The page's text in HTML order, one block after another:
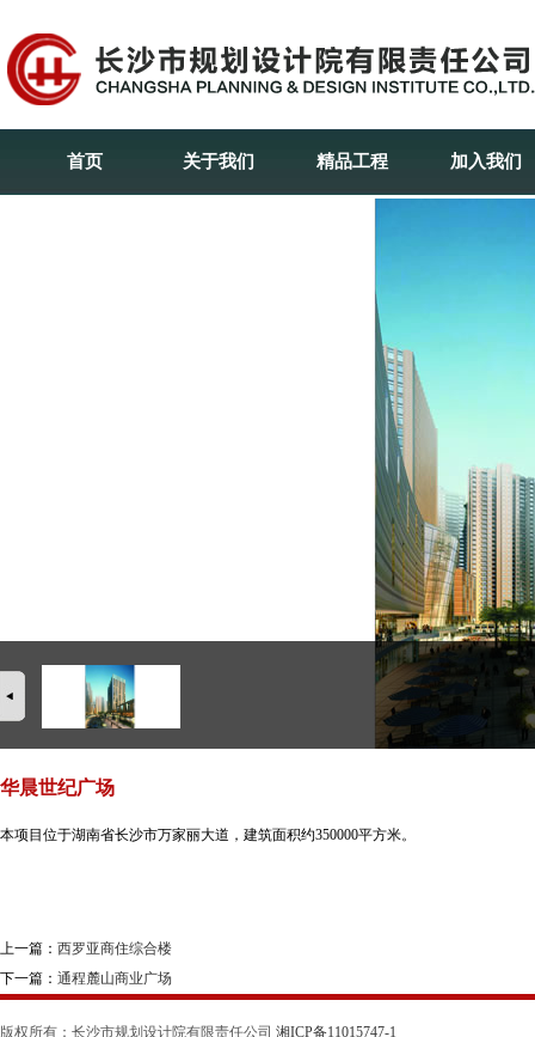
首页 关于我们 精品工程 加入我们
华晨世纪广场
本项目位于湖南省长沙市万家丽大道，建筑面积约350000平方米。
上一篇： 西罗亚商住综合楼
下一篇： 通程麓山商业广场
版权所有：长沙市规划设计院有限责任公司 湘ICP备11015747-1